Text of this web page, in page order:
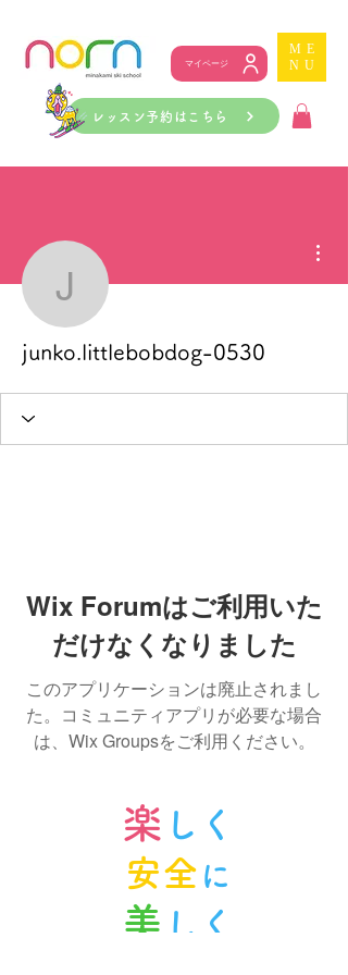
マイページ
ME
NU
レッスン予約はこちら
junko.littlebobdog-0530
Wix Forumはご利用いた
だけなくなりました
このアプリケーションは廃止されまし
た。コミュニティアプリが必要な場合
は、Wix Groupsをご利用ください。
楽 しく
安全 に
美 しく